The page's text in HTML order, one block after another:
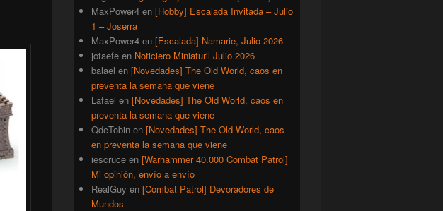
MaxPower4 en [Hobby] Escalada Invitada – Julio
1 – Joserra
MaxPower4 en [Escalada] Namarie, Julio 2026
jotaefe en Noticiero Miniaturil Julio 2026
balael en [Novedades] The Old World, caos en
preventa la semana que viene
Lafael en [Novedades] The Old World, caos en
preventa la semana que viene
QdeTobin en [Novedades] The Old World, caos
en preventa la semana que viene
iescruce en [Warhammer 40.000 Combat Patrol]
Mi opinión, envío a envío
RealGuy en [Combat Patrol] Devoradores de
Mundos